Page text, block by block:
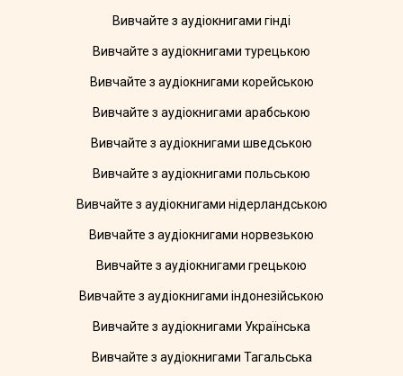
Вивчайте з аудіокнигами гінді
Вивчайте з аудіокнигами турецькою
Вивчайте з аудіокнигами корейською
Вивчайте з аудіокнигами арабською
Вивчайте з аудіокнигами шведською
Вивчайте з аудіокнигами польською
Вивчайте з аудіокнигами нідерландською
Вивчайте з аудіокнигами норвезькою
Вивчайте з аудіокнигами грецькою
Вивчайте з аудіокнигами індонезійською
Вивчайте з аудіокнигами Українська
Вивчайте з аудіокнигами Тагальська